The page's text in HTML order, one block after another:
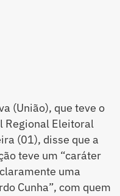
(União), que teve o
Regional Eleitoral
(01), disse que a
teve um “caráter
uma
Cunha”, com quem